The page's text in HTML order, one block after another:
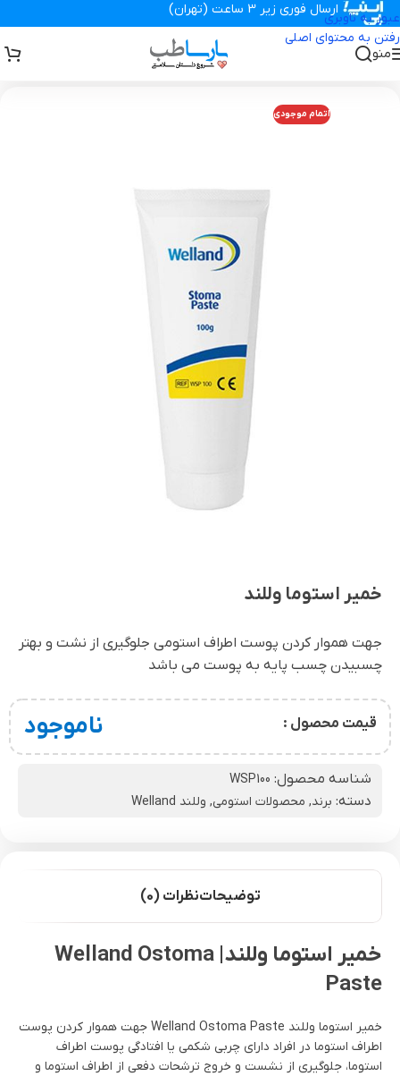
عبور به ناوبری
رفتن به محتوای اصلی
ارسال فوری زیر 3 ساعت (تهران)
منو
تجهیزات پزشکی پارساطب برند>خمیر استوما وللند
اتمام موجودی
خمیر استوما وللند
جهت هموار کردن پوست اطراف استومی جلوگیری از نشت و بهتر
چسبیدن چسب پایه به پوست می باشد
قیمت محصول : ناموجود
شناسه محصول: WSP100
دسته: برند, محصولات استومی, وللند Welland
توضیحاتنظرات (0)
خمیر استوما وللند| Welland Ostoma
Paste
خمیر استوما وللند Welland Ostoma Paste جهت هموار کردن پوست
اطراف استوما در افراد دارای چربی شکمی یا افتادگی پوست اطراف
استوما، جلوگیری از نشست و خروج ترشحات دفعی از اطراف استوما و